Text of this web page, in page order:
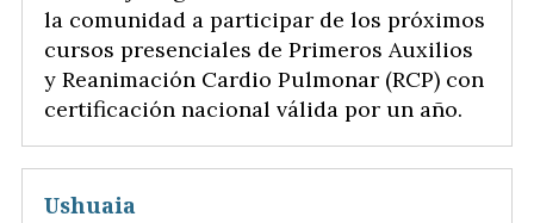
la comunidad a participar de los próximos
cursos presenciales de Primeros Auxilios
y Reanimación Cardio Pulmonar (RCP) con
certificación nacional válida por un año.
Ushuaia